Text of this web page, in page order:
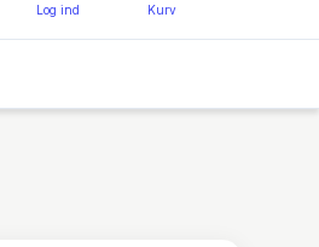
Log ind Kurv